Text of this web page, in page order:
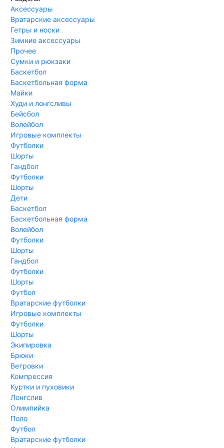
Аксессуары
Вратарские аксессуары
Гетры и носки
Зимние аксессуары
Прочее
Сумки и рюкзаки
Баскетбол
Баскетбольная форма
Майки
Худи и лонгсливы
Бейсбол
Волейбол
Игровые комплекты
Футболки
Шорты
Гандбол
Футболки
Шорты
Дети
Баскетбол
Баскетбольная форма
Волейбол
Футболки
Шорты
Гандбол
Футболки
Шорты
Футбол
Вратарские футболки
Игровые комплекты
Футболки
Шорты
Экипировка
Брюки
Ветровки
Компрессия
Куртки и пуховики
Лонгслив
Олимпийка
Поло
Футбол
Вратарские футболки